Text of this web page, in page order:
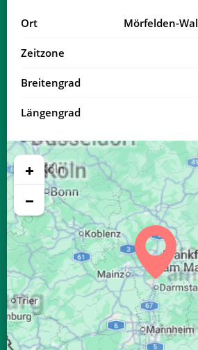
06:24 13:29
04:20
24, Mo 04:23
25, Di 06:30 13:28
04:27 06:32 13:27
27, Do 04:30 06:33 13:27
28, Fr 04:32 06:35 13:27
29, Sa 04:34 06:36 13:27
30, So 04:36 06:38 13:26
31, Mo 04:39 06:39 13:26
Ort Mörfelden-
Zeitzone
Breitengrad
Längengrad
+
−